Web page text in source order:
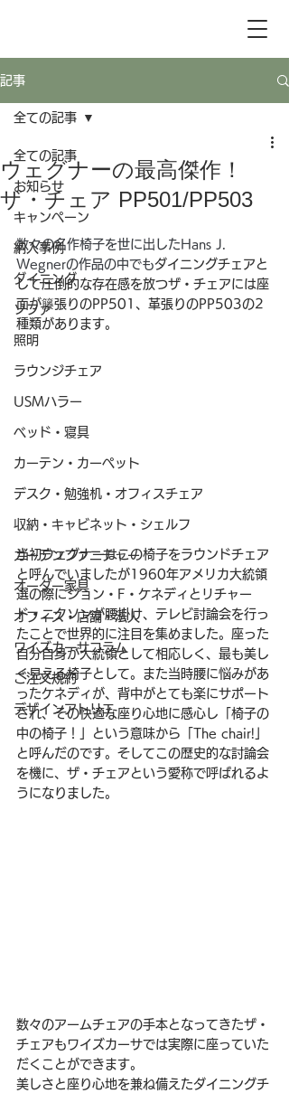
記事
全ての記事
お知らせ
キャンペーン
納入事例
ダイニング
ソファ
照明
ラウンジチェア
USMハラー
ベッド・寝具
カーテン・カーペット
デスク・勉強机・オフィスチェア
収納・キャビネット・シェルフ
ガーデンファニチャー
オーダー家具
オフィス・店舗・法人
ワイズカーサコラム
ご注文規約
デザインアトリエ
全ての記事
ウェグナーの最高傑作！
ザ・チェア PP501/PP503
数々の名作椅子を世に出したHans J.
Wegnerの作品の中でもダイニングチェアと
して圧倒的な存在感を放つザ・チェアには座
面が籐張りのPP501、革張りのPP503の2
種類があります。
当初ウェグナーはこの椅子をラウンドチェア
と呼んでいましたが1960年アメリカ大統領
選の際にジョン・F・ケネディとリチャー
ド・ニクソンが腰掛け、テレビ討論会を行っ
たことで世界的に注目を集めました。座った
自分自身が大統領として相応しく、最も美し
く見える椅子として。また当時腰に悩みがあ
ったケネディが、背中がとても楽にサポート
され、その快適な座り心地に感心し「椅子の
中の椅子！」という意味から「The chair!」
と呼んだのです。そしてこの歴史的な討論会
を機に、ザ・チェアという愛称で呼ばれるよ
うになりました。
数々のアームチェアの手本となってきたザ・
チェアもワイズカーサでは実際に座っていた
だくことができます。
美しさと座り心地を兼ね備えたダイニングチ